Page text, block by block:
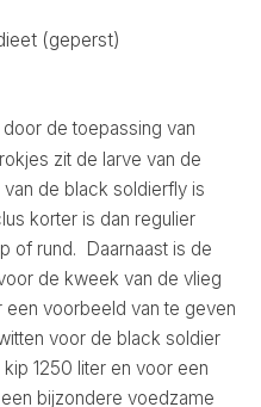
(geperst)
de toepassing van
zit de larve van de
de black soldierfly is
korter is dan regulier
of rund.
Daarnaast is de
de kweek van de vlieg
een voorbeeld van te geven
voor de black soldier
1250 liter en voor een
een bijzondere voedzame